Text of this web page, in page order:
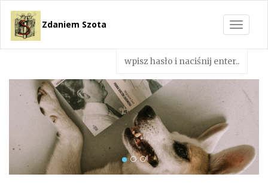
Toggle
Zdaniem Szota